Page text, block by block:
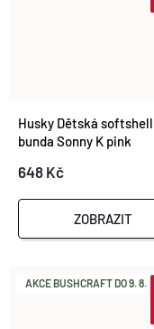
Husky Dětská softshell
bunda Sonny K pink
648 Kč
ZOBRAZIT
AKCE BUSHCRAFT DO 9. 8.